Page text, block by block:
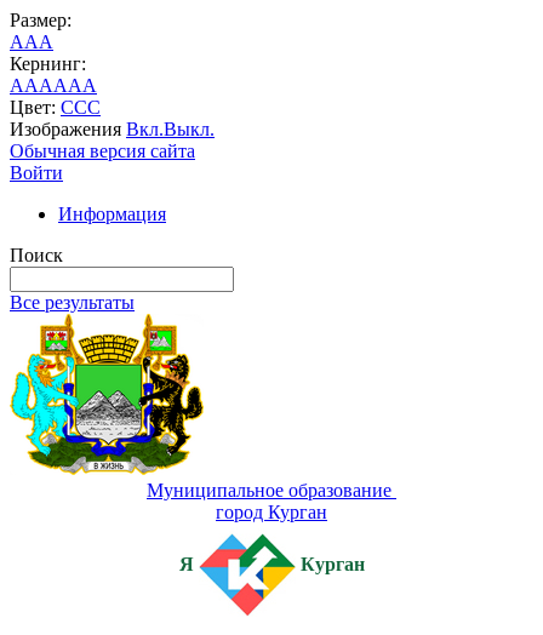
Размер:
AAA
Кернинг:
AAAAAA
Цвет: CCC
Изображения Вкл.Выкл.
Обычная версия сайта
Войти
Информация
Поиск
Все результаты
Муниципальное образование
город Курган
Я Курган